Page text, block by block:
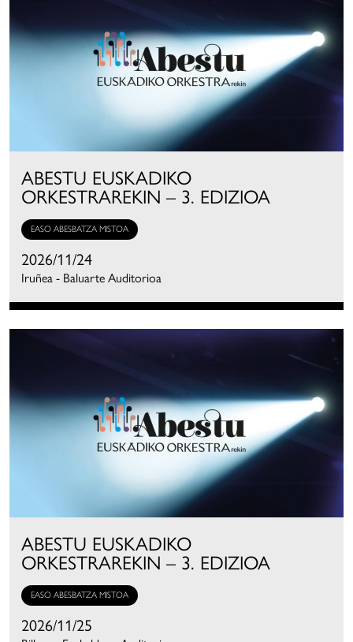
ABESTU EUSKADIKO
ORKESTRAREKIN – 3. EDIZIOA
EASO ABESBATZA MISTOA
2026/11/24
Iruñea - Baluarte Auditorioa
ABESTU EUSKADIKO
ORKESTRAREKIN – 3. EDIZIOA
EASO ABESBATZA MISTOA
2026/11/25